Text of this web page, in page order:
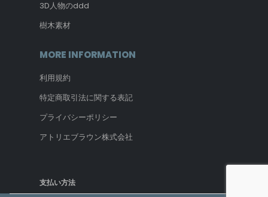
3D人物のddd
樹木素材
MORE INFORMATION
利用規約
特定商取引法に関する表記
プライバシーポリシー
アトリエブラウン株式会社
支払い方法